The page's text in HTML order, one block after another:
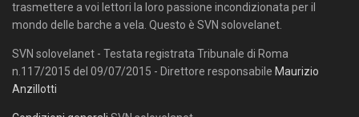
trasmettere a voi lettori la loro passione incondizionata per il
mondo delle barche a vela. Questo è SVN solovelanet.
SVN solovelanet - Testata registrata Tribunale di Roma
n.117/2015 del 09/07/2015 - Direttore responsabile Maurizio
Anzillotti